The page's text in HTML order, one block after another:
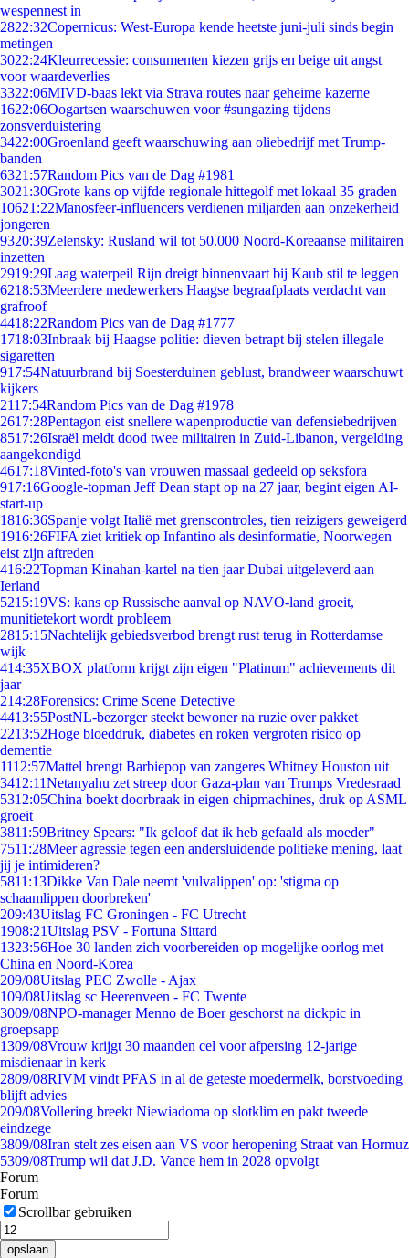
wespennest in
2822:32Copernicus: West-Europa kende heetste juni-juli sinds begin
metingen
3022:24Kleurrecessie: consumenten kiezen grijs en beige uit angst
voor waardeverlies
3322:06MIVD-baas lekt via Strava routes naar geheime kazerne
1622:06Oogartsen waarschuwen voor #sungazing tijdens
zonsverduistering
3422:00Groenland geeft waarschuwing aan oliebedrijf met Trump-
banden
6321:57Random Pics van de Dag #1981
3021:30Grote kans op vijfde regionale hittegolf met lokaal 35 graden
10621:22Manosfeer-influencers verdienen miljarden aan onzekerheid
jongeren
9320:39Zelensky: Rusland wil tot 50.000 Noord-Koreaanse militairen
inzetten
2919:29Laag waterpeil Rijn dreigt binnenvaart bij Kaub stil te leggen
6218:53Meerdere medewerkers Haagse begraafplaats verdacht van
grafroof
4418:22Random Pics van de Dag #1777
1718:03Inbraak bij Haagse politie: dieven betrapt bij stelen illegale
sigaretten
917:54Natuurbrand bij Soesterduinen geblust, brandweer waarschuwt
kijkers
2117:54Random Pics van de Dag #1978
2617:28Pentagon eist snellere wapenproductie van defensiebedrijven
8517:26Israël meldt dood twee militairen in Zuid-Libanon, vergelding
aangekondigd
4617:18Vinted-foto's van vrouwen massaal gedeeld op seksfora
917:16Google-topman Jeff Dean stapt op na 27 jaar, begint eigen AI-
start-up
1816:36Spanje volgt Italië met grenscontroles, tien reizigers geweigerd
1916:26FIFA ziet kritiek op Infantino als desinformatie, Noorwegen
eist zijn aftreden
416:22Topman Kinahan-kartel na tien jaar Dubai uitgeleverd aan
Ierland
5215:19VS: kans op Russische aanval op NAVO-land groeit,
munitietekort wordt probleem
2815:15Nachtelijk gebiedsverbod brengt rust terug in Rotterdamse
wijk
414:35XBOX platform krijgt zijn eigen "Platinum" achievements dit
jaar
214:28Forensics: Crime Scene Detective
4413:55PostNL-bezorger steekt bewoner na ruzie over pakket
2213:52Hoge bloeddruk, diabetes en roken vergroten risico op
dementie
1112:57Mattel brengt Barbiepop van zangeres Whitney Houston uit
3412:11Netanyahu zet streep door Gaza-plan van Trumps Vredesraad
5312:05China boekt doorbraak in eigen chipmachines, druk op ASML
groeit
3811:59Britney Spears: "Ik geloof dat ik heb gefaald als moeder"
7511:28Meer agressie tegen een andersluidende politieke mening, laat
jij je intimideren?
5811:13Dikke Van Dale neemt 'vulvalippen' op: 'stigma op
schaamlippen doorbreken'
209:43Uitslag FC Groningen - FC Utrecht
1908:21Uitslag PSV - Fortuna Sittard
1323:56Hoe 30 landen zich voorbereiden op mogelijke oorlog met
China en Noord-Korea
209/08Uitslag PEC Zwolle - Ajax
109/08Uitslag sc Heerenveen - FC Twente
3009/08NPO-manager Menno de Boer geschorst na dickpic in
groepsapp
1309/08Vrouw krijgt 30 maanden cel voor afpersing 12-jarige
misdienaar in kerk
2809/08RIVM vindt PFAS in al de geteste moedermelk, borstvoeding
blijft advies
209/08Vollering breekt Niewiadoma op slotklim en pakt tweede
eindzege
3809/08Iran stelt zes eisen aan VS voor heropening Straat van Hormuz
5309/08Trump wil dat J.D. Vance hem in 2028 opvolgt
Forum
Forum
Scrollbar gebruiken
opslaan